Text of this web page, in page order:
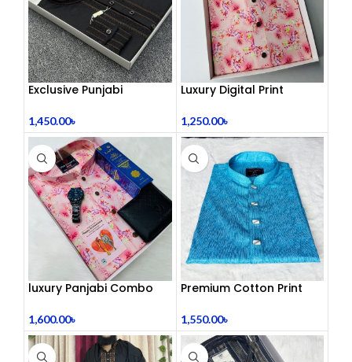
Exclusive Punjabi
1,450.00৳
Luxury Digital Print
1,250.00৳
luxury Panjabi Combo
1,600.00৳
Premium Cotton Print
1,550.00৳